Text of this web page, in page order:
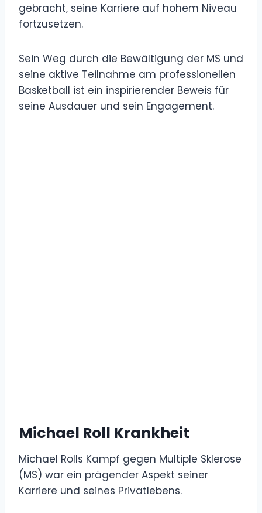
gebracht, seine Karriere auf hohem Niveau
fortzusetzen.
Sein Weg durch die Bewältigung der MS und
seine aktive Teilnahme am professionellen
Basketball ist ein inspirierender Beweis für
seine Ausdauer und sein Engagement.
Michael Roll Krankheit
Michael Rolls Kampf gegen Multiple Sklerose
(MS) war ein prägender Aspekt seiner
Karriere und seines Privatlebens.